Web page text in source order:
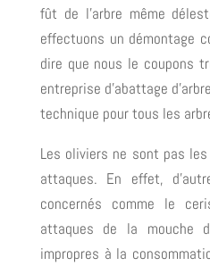
fût de l’arbre même
effectuons un démontage
dire que nous le coupons
entreprise d’abattage
technique pour tous les
Les oliviers ne sont pas
attaques. En effet,
concernés comme le
attaques de la mouche
impropres à la